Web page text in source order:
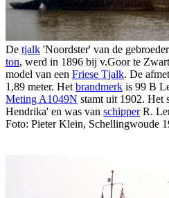
De tjalk 'Noordster' van de
ton, werd in 1896 bij v.Goor te
model van een Friese Tjalk. De
1,89 meter. Het brandmerk is 99 B
Meting A1049N stamt uit 1902. Het
Hendrika' en was van schipperR.
Foto: Pieter Klein, Schellingwoude